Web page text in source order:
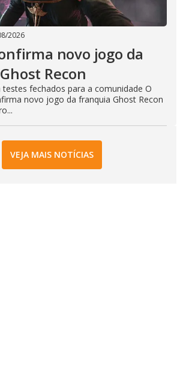
2026
novo jogo da
Recon
testes fechados para a comunidade O
novo jogo da franquia Ghost Recon
VEJA MAIS NOTÍCIAS